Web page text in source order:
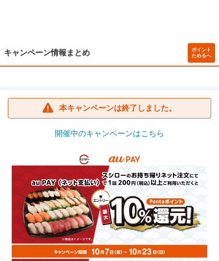
キャンペーン情報まとめ
ポイント
ためるへ
本キャンペーンは終了しました。
開催中のキャンペーンはこちら